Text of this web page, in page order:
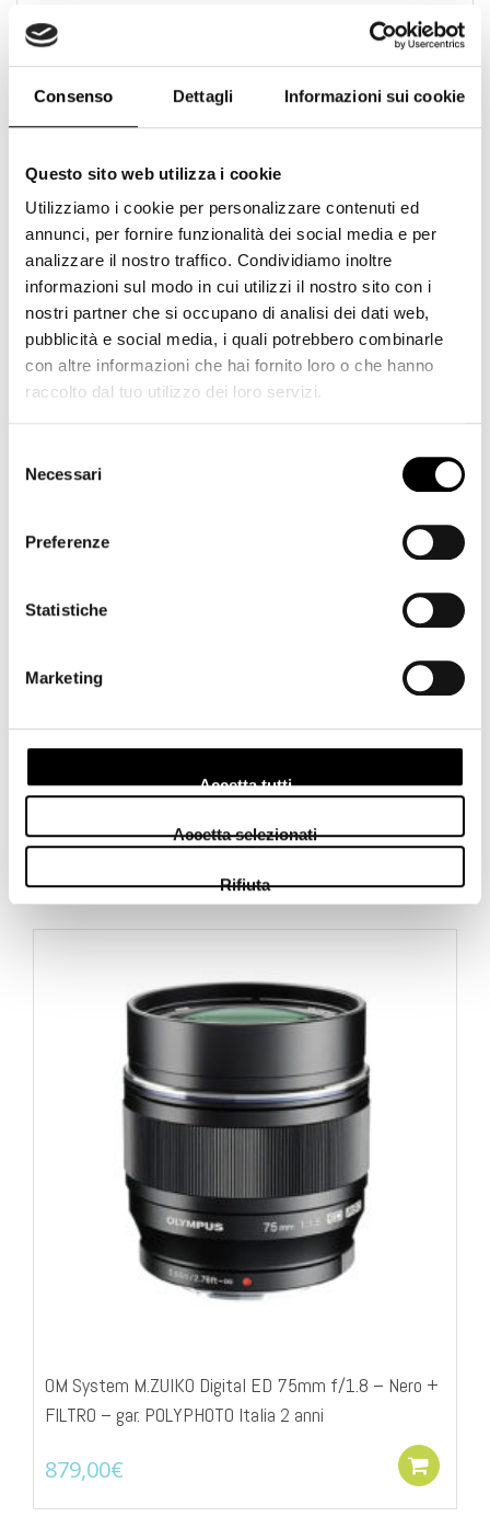
Consenso Dettagli Informazioni sui cookie
Questo sito web utilizza i cookie
Utilizziamo i cookie per personalizzare contenuti ed
annunci, per fornire funzionalità dei social media e per
analizzare il nostro traffico. Condividiamo inoltre
informazioni sul modo in cui utilizzi il nostro sito con i
nostri partner che si occupano di analisi dei dati web,
pubblicità e social media, i quali potrebbero combinarle
con altre informazioni che hai fornito loro o che hanno
raccolto dal tuo utilizzo dei loro servizi.
delNecessari
Preferenze
Statistiche
Marketing
Accetta tutti
Accetta selezionati
Rifiuta
Focale: 8 mm (equivalente a un 16mm in formato
Fullframe 24x36mm)
Formato: 4/3
Diaframma Max.: f/1.8
Lenti/Gruppi: 17 elementi in 15 gruppi
Rapporto riproduzione: 0.20x
Funzionalità
Stabilizzazione: No, ma la maggior parte delle
fotocamera di questa marca è già dotata di stabilizzazione
Focus: Stepper Motor
AF interno: Si
Full Time MF: No
Anello treppiede: No
Moltiplicatori: Non compatibile
Tropicalizzazione: Si
La confezione include:
Tappo copriobiettivo (LC-62E)
Certificato di garanzia.
Manuale di istruzioni.
Link al Produttore
Prodotti correlati
OM System M.ZUIKO Digital ED 75mm f/1.8 – Nero +
FILTRO – gar. POLYPHOTO Italia 2 anni
879,00€